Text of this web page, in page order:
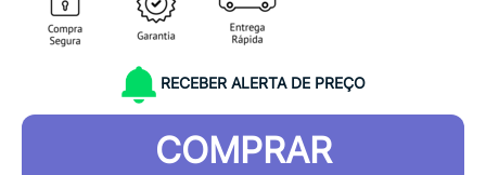
RECEBER ALERTA DE PREÇO
COMPRAR